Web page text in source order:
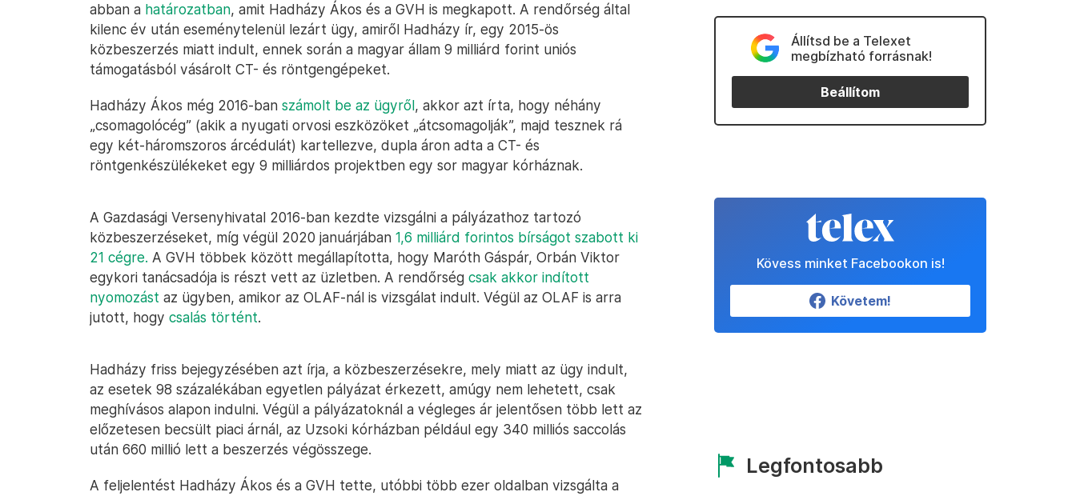
abban a határozatban, amit Hadházy Ákos és a GVH is megkapott. A rendőrség által
kilenc év után eseménytelenül lezárt ügy, amiről Hadházy ír, egy 2015-ös
közbeszerzés miatt indult, ennek során a magyar állam 9 milliárd forint uniós
támogatásból vásárolt CT- és röntgengépeket.
Hadházy Ákos még 2016-ban számolt be az ügyről, akkor azt írta, hogy néhány
„csomagolócég” (akik a nyugati orvosi eszközöket „átcsomagolják”, majd tesznek rá
egy két-háromszoros árcédulát) kartellezve, dupla áron adta a CT- és
röntgenkészülékeket egy 9 milliárdos projektben egy sor magyar kórháznak.
A Gazdasági Versenyhivatal 2016-ban kezdte vizsgálni a pályázathoz tartozó
közbeszerzéseket, míg végül 2020 januárjában 1,6 milliárd forintos bírságot szabott ki
21 cégre. A GVH többek között megállapította, hogy Maróth Gáspár, Orbán Viktor
egykori tanácsadója is részt vett az üzletben. A rendőrség csak akkor indított
nyomozást az ügyben, amikor az OLAF-nál is vizsgálat indult. Végül az OLAF is arra
jutott, hogy csalás történt.
Hadházy friss bejegyzésében azt írja, a közbeszerzésekre, mely miatt az ügy indult,
az esetek 98 százalékában egyetlen pályázat érkezett, amúgy nem lehetett, csak
meghívásos alapon indulni. Végül a pályázatoknál a végleges ár jelentősen több lett az
előzetesen becsült piaci árnál, az Uzsoki kórházban például egy 340 milliós saccolás
után 660 millió lett a beszerzés végösszege.
A feljelentést Hadházy Ákos és a GVH tette, utóbbi több ezer oldalban vizsgálta a
Állítsd be a Telexet
megbízható forrásnak!
Beállítom
Kövess minket Facebookon is!
Követem!
Legfontosabb